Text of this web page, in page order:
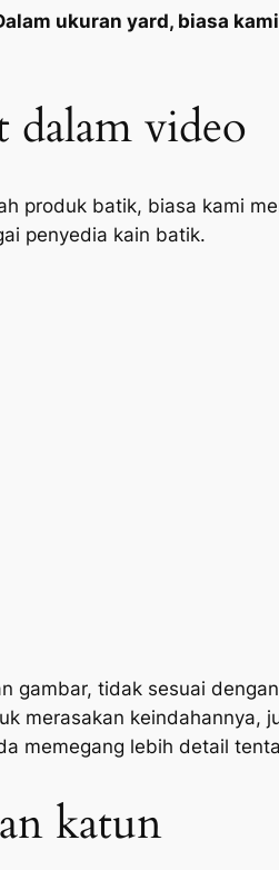
ukuran yard, biasa
video
produk batik, biasa kami
penyedia kain batik.
gambar, tidak sesuai
merasakan keindahannya,
memegang lebih detail
katun